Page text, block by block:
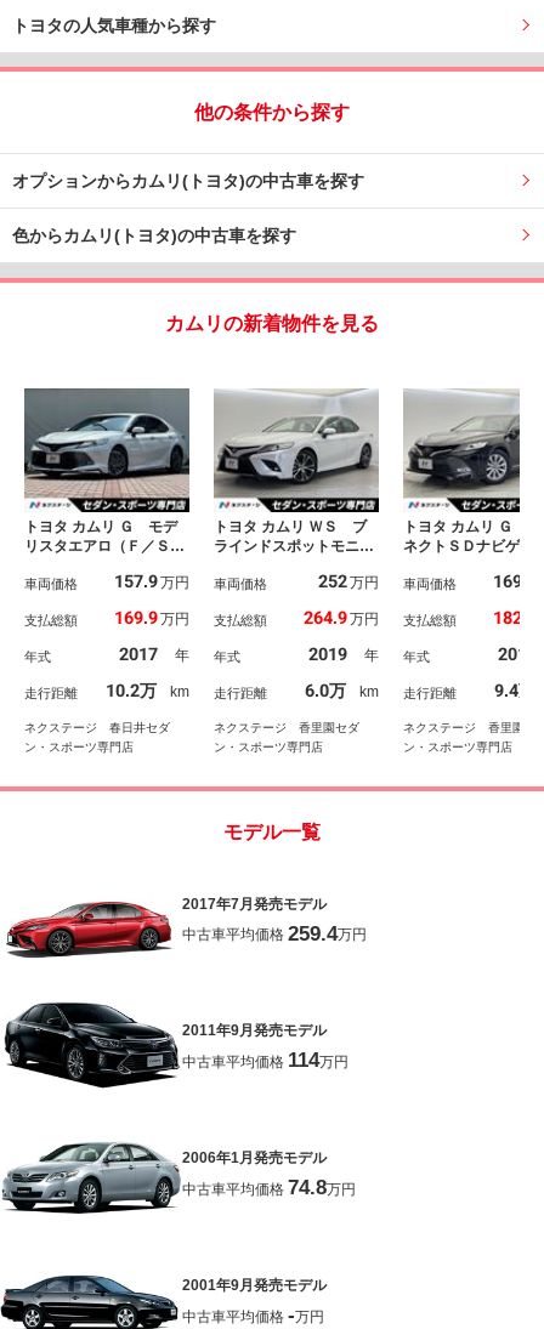
トヨタの人気車種から探す
他の条件から探す
オプションからカムリ(トヨタ)の中古車を探す
色からカムリ(トヨタ)の中古車を探す
カムリの新着物件を見る
トヨタ カムリ Ｇ モデ
リスタエアロ（Ｆ／Ｓ／
ンチＡＷ 禁煙車 純正
ラ セーフティセンス
グ ファブリックシー
ト パワーシート ＥＴ
Ｃ スマートキー
車両価格 157.9万円
支払総額 169.9万円
年式 2017 年
走行距離 10.2万 km
ネクステージ 春日井セダ
ン・スポーツ専門店
トヨタ カムリ ＷＳ ブ
ラインドスポットモニタ
アルミホイール 純正Ｓ
レーダークルーズ プリ
オートマチックハイビー
ム クリアランスソナ
ー ＬＥＤヘッドライト
車両価格 252万円
支払総額 264.9万円
年式 2019 年
走行距離 6.0万 km
ネクステージ 香里園セダ
ン・スポーツ専門店
トヨタ カムリ Ｇ Ｔ
ネクトＳＤナビゲー
ドアップディスプ
プリクラッシュセー
Ｐ 純正１７インチ
ミ パワーシート
Ｄヘッドライト
車両価格 169.9
支払総額 182.9
年式 2017
走行距離 9.4万
ネクステージ 香里園セ
ン・スポーツ専門店
モデル一覧
2017年7月発売モデル
中古車平均価格 259.4万円
2011年9月発売モデル
中古車平均価格 114万円
2006年1月発売モデル
中古車平均価格 74.8万円
2001年9月発売モデル
中古車平均価格 -万円